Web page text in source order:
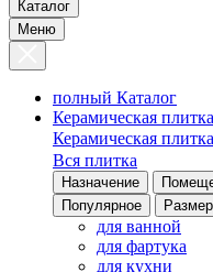
Каталог
Меню
полный Каталог
Керамическая плитка
Керамическая плитка
Вся плитка
Назначение
Популярное
Размер
для ванной
для фартука
для кухни